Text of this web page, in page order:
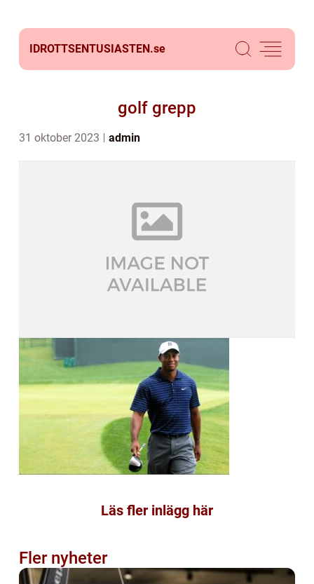
IDROTTSENTUSIASTEN.se
golf grepp
31 oktober 2023 admin
Läs fler inlägg här
Fler nyheter